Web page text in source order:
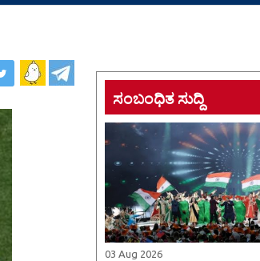
ಸಂಬಂಧಿತ ಸುದ್ದಿ
03 Aug 2026